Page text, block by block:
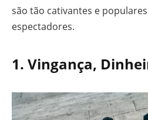
são tão cativantes e
espectadores.
1. Vingança,